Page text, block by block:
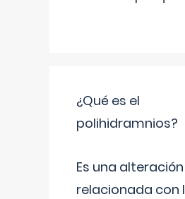
¿Qué es el
polihidramnios?
Es una alteración
relacionada con